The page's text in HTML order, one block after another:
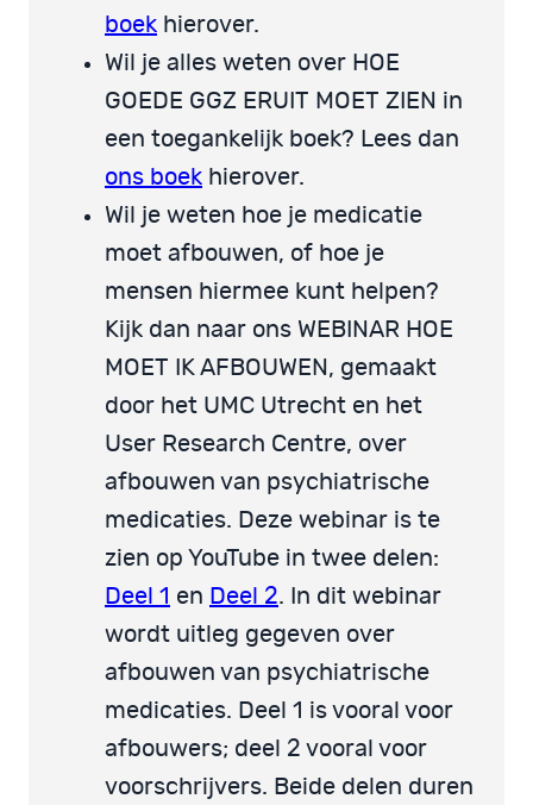
boek hierover.
Wil je alles weten over HOE
GOEDE GGZ ERUIT MOET ZIEN in
een toegankelijk boek? Lees dan
ons boek hierover.
Wil je weten hoe je medicatie
moet afbouwen, of hoe je
mensen hiermee kunt helpen?
Kijk dan naar ons WEBINAR HOE
MOET IK AFBOUWEN, gemaakt
door het UMC Utrecht en het
User Research Centre, over
afbouwen van psychiatrische
medicaties. Deze webinar is te
zien op YouTube in twee delen:
Deel 1 en Deel 2. In dit webinar
wordt uitleg gegeven over
afbouwen van psychiatrische
medicaties. Deel 1 is vooral voor
afbouwers; deel 2 vooral voor
voorschrijvers. Beide delen duren